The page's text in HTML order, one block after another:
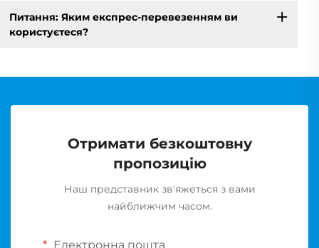
Питання: Яким експрес-перевезенням ви
користуєтеся?
Отримати безкоштовну
пропозицію
Наш представник зв'яжеться з вами
найближчим часом.
Електронна пошта